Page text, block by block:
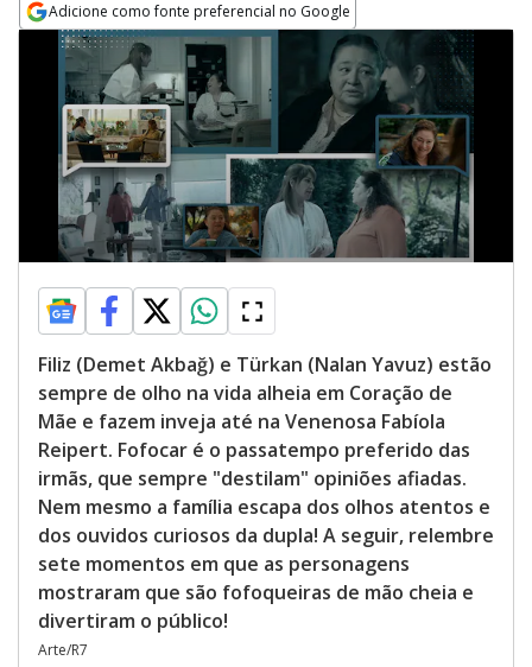
Adicione como fonte preferencial no Google
Opens in new window
Filiz (Demet Akbağ) e Türkan (Nalan Yavuz) estão
sempre de olho na vida alheia em Coração de
Mãe e fazem inveja até na Venenosa Fabíola
Reipert. Fofocar é o passatempo preferido das
irmãs, que sempre "destilam" opiniões afiadas.
Nem mesmo a família escapa dos olhos atentos e
dos ouvidos curiosos da dupla! A seguir, relembre
sete momentos em que as personagens
mostraram que são fofoqueiras de mão cheia e
divertiram o público!
Arte/R7